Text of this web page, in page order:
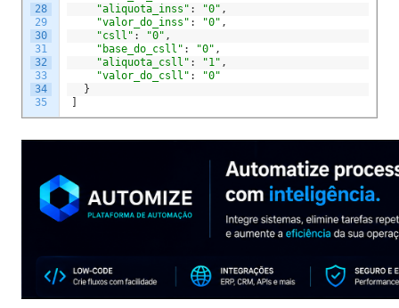
28
29
30
31
32
33
34
35
"aliquota_inss" : "0" ,
"valor_do_inss" : "0" ,
"csll" : "0" ,
"base_do_csll" : "0" ,
"aliquota_csll" : "1" ,
"valor_do_csll" :
"0"
}
]